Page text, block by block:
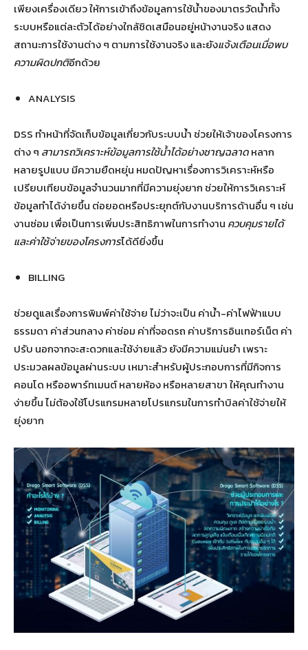
เพียงเครื่องเดียว ให้การเข้าถึงข้อมูลการใช้น้ำของมาตรวัดน้ำทั้ง
ระบบหรือแต่ละตัวได้อย่างใกล้ชิดเสมือนอยู่หน้างานจริง แสดง
สถานะการใช้งานต่าง ๆ ตามการใช้งานจริง และยังแจ้งเตือนเมื่อพบ
ความผิดปกติอีกด้วย
ANALYSIS
DSS ทำหน้าที่จัดเก็บข้อมูลเกี่ยวกับระบบน้ำ ช่วยให้เจ้าของโครงการ
ต่าง ๆ สามารถวิเคราะห์ข้อมูลการใช้น้ำได้อย่างชาญฉลาดหลาก
หลายรูปแบบ มีความยืดหยุ่น หมดปัญหาเรื่องการวิเคราะห์หรือ
เปรียบเทียบข้อมูลจํานวนมากที่มีความยุ่งยาก ช่วยให้การวิเคราะห์
ข้อมูลทําได้ง่ายขึ้น ต่อยอดหรือประยุกต์กับงานบริการด้านอื่น ๆ เช่น
งานซ่อม เพื่อเป็นการเพิ่มประสิทธิภาพในการทํางาน ควบคุมรายได้
และค่าใช้จ่ายของโครงการได้ดียิ่งขึ้น
BILLING
ช่วยดูแลเรื่องการพิมพ์ค่าใช้จ่าย ไม่ว่าจะเป็น ค่าน้ำ-ค่าไฟฟ้าแบบ
ธรรมดา ค่าส่วนกลาง ค่าซ่อม ค่าที่จอดรถ ค่าบริการอินเทอร์เน็ต ค่า
ปรับ นอกจากจะสะดวกและใช้ง่ายแล้ว ยังมีความแม่นยำ เพราะ
ประมวลผลข้อมูลผ่านระบบ เหมาะสำหรับผู้ประกอบการที่มีกิจการ
คอนโด หรืออพาร์ทเมนต์ หลายห้อง หรือหลายสาขา ให้คุณทำงาน
ง่ายขึ้น ไม่ต้องใช้โปรแกรมหลายโปรแกรมในการทำบิลค่าใช้จ่ายให้
ยุ่งยาก